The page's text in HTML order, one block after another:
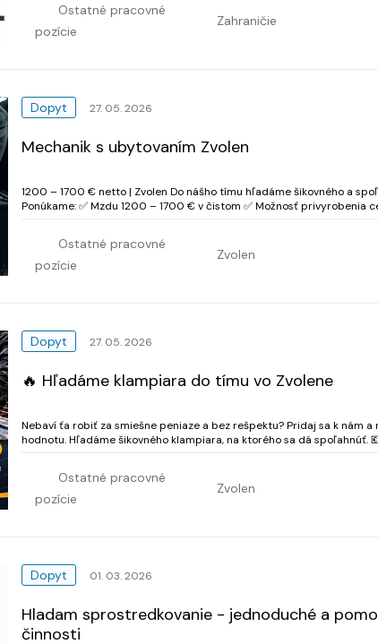
Ostatné pracovné
pozície
Zahraničie
Dopyt 27. 05. 2026
Mechanik s ubytovaním Zvolen
1200 – 1700 € netto | Zvolen Do nášho tímu hľadáme šikovného a spoľahlivého mechanika.
Ponúkame: ✅ Mzdu 1200 – 1700 € v čistom ✅ Možnosť privyrobenia cez víkendy ✅ Plat podľa
Ostatné pracovné
pozície
Zvolen
Dopyt 27. 05. 2026
🔥 Hľadáme klampiara do tímu vo Zvolene
Nebaví ťa robiť za smiešne peniaze a bez rešpektu? Pridaj sa k nám
hodnotu. Hľadáme šikovného klampiara, na ktorého sa dá spoľahnúť. 💶 Mzda 1 200 – 1 800 €
Ostatné pracovné
pozície
Zvolen
Dopyt 01. 03. 2026
Hladam sprostredkovanie - jednoduché a
činnosti